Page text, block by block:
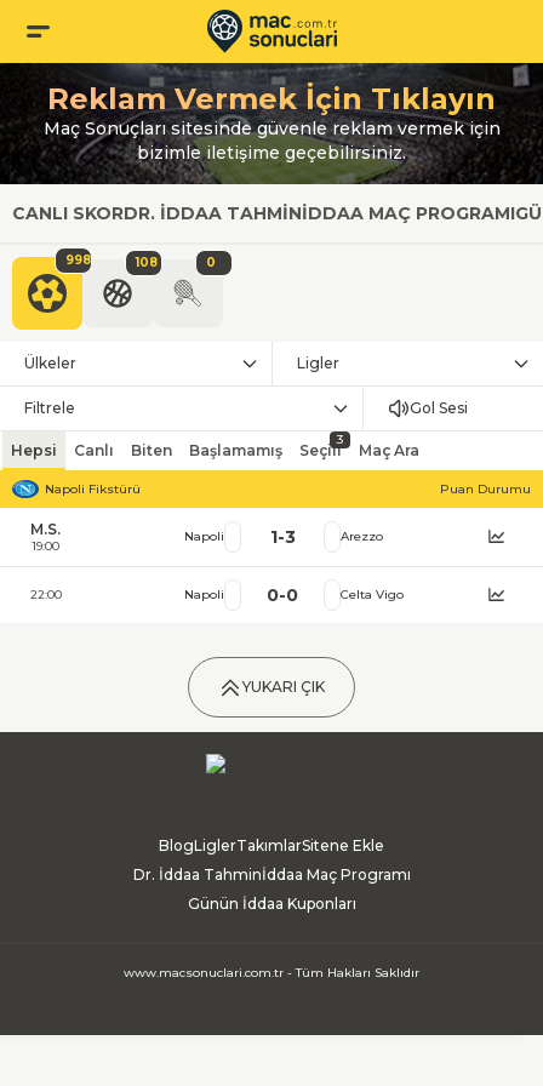
Reklam Vermek İçin Tıklayın
Maç Sonuçları sitesinde güvenle reklam vermek için
bizimle iletişime geçebilirsiniz.
CANLI SKORDR. İDDAA TAHMINİDDAA MAÇ PROGRAMI
998 108 0
Ülkeler Ligler
Filtrele Gol Sesi
Hepsi Canlı Biten Başlamamış Seçili
3
Maç Ara
Napoli Fikstürü Puan Durumu
M.S.
19:00
Napoli 1-3 Arezzo
22:00 Napoli 0-0 Celta Vigo
YUKARI ÇIK
BlogLiglerTakımlarSitene Ekle
Dr. İddaa Tahminİddaa Maç Programı
Günün İddaa Kuponları
www.macsonuclari.com.tr - Tüm Hakları Saklıdır